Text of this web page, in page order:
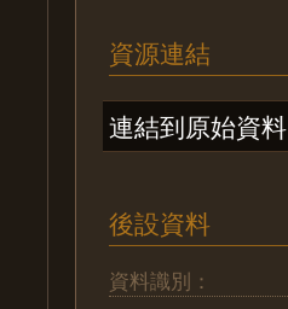
資源連結
連結到原始資料
後設資料
資料識別：